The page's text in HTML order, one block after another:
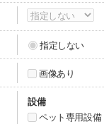
指定しない
画像あり
設備
ペット専用設備